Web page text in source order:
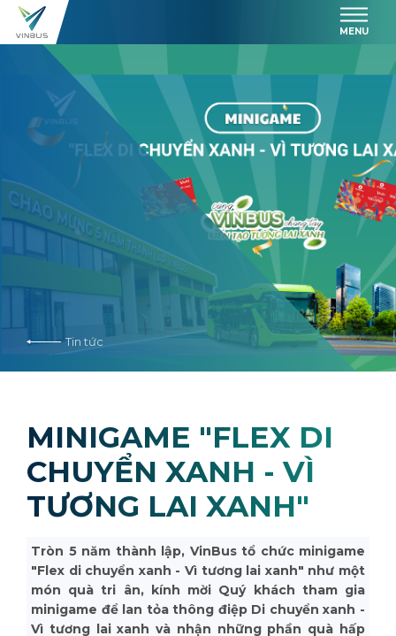
MENU
Tin tức
MINIGAME "FLEX DI
CHUYỂN XANH - VÌ
TƯƠNG LAI XANH"
Tròn 5 năm thành lập, VinBus tổ chức minigame
"Flex di chuyển xanh - Vì tương lai xanh" như một
món quà tri ân, kính mời Quý khách tham gia
minigame để lan tỏa thông điệp Di chuyển xanh -
Vì tương lai xanh và nhận những phần quà hấp